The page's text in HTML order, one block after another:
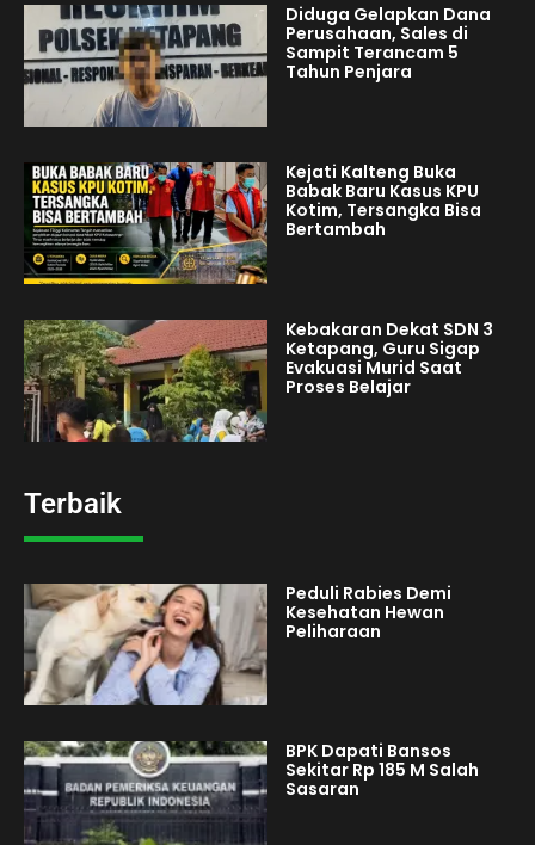
Diduga Gelapkan Dana
Perusahaan, Sales di
Sampit Terancam 5
Tahun Penjara
Kejati Kalteng Buka
Babak Baru Kasus KPU
Kotim, Tersangka Bisa
Bertambah
Kebakaran Dekat SDN 3
Ketapang, Guru Sigap
Evakuasi Murid Saat
Proses Belajar
Terbaik
Peduli Rabies Demi
Kesehatan Hewan
Peliharaan
BPK Dapati Bansos
Sekitar Rp 185 M Salah
Sasaran